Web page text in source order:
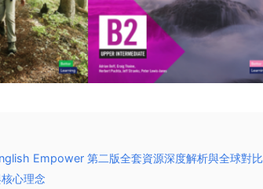
Empower 第二版全套資源深度解析與全球對比
心理念